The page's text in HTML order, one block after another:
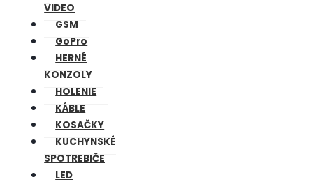
VIDEO
GSM
GoPro
HERNÉ
KONZOLY
HOLENIE
KÁBLE
KOSAČKY
KUCHYNSKÉ
SPOTREBIČE
LED